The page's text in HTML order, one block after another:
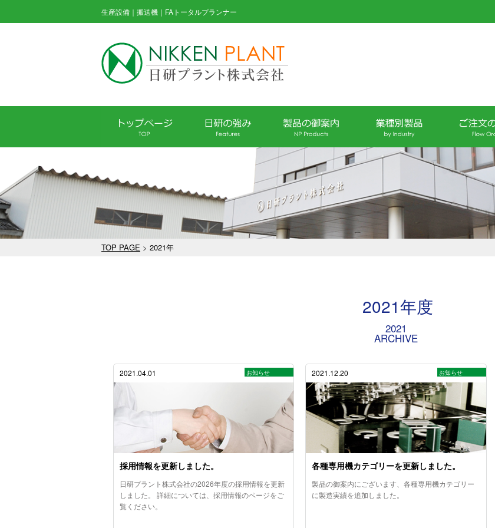
生産設備｜搬送機｜FAトータルプランナー
TOP PAGE > 2021年
2021年度
2021
ARCHIVE
2021.04.01 お知らせ
採用情報を更新しました。
日研プラント株式会社の2026年度の採用情報を更新
しました。 詳細については、採用情報のページをご
覧ください。
2021.12.20 お知らせ
各種専用機カテゴリーを更新しました。
製品の御案内にございます、各種専用機カテゴリー
に製造実績を追加しました。